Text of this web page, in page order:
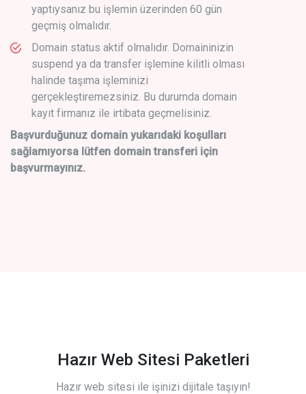
yaptıysanız bu işlemin üzerinden 60 gün
geçmiş olmalıdır.
Domain status aktif olmalıdır. Domaininizin
suspend ya da transfer işlemine kilitli olması
halinde taşıma işleminizi
gerçekleştiremezsiniz. Bu durumda domain
kayıt firmanız ile irtibata geçmelisiniz.
Başvurduğunuz domain yukarıdaki koşulları
sağlamıyorsa lütfen domain transferi için
başvurmayınız.
Hazır Web Sitesi Paketleri
Hazır web sitesi ile işinizi dijitale taşıyın!